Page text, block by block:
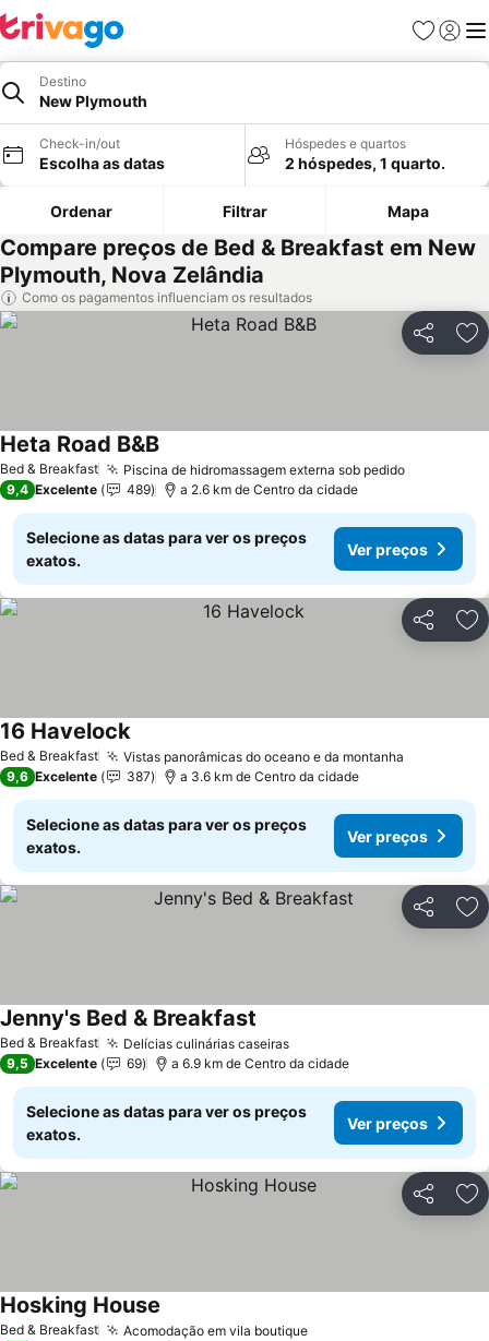
Favoritos
Iniciar
Destino
New Plymouth
Check-in/out
Escolha as datas
Hóspedes e quartos
2 hóspedes, 1 quarto.
Ordenar Filtrar Mapa
Compare preços de Bed & Breakfast em New
Plymouth, Nova Zelândia
Como os pagamentos influenciam os resultados
Partilhar
Bed & Breakfast Piscina de hidromassagem externa sob pedido
Heta Road B&B
9,4 Excelente 489 a 2.6 km de Centro da cidade
Selecione as datas para ver os preços
exatos.
Ver preços
Partilhar
Bed & Breakfast Vistas panorâmicas do oceano e da montanha
16 Havelock
9,6 Excelente 387 a 3.6 km de Centro da cidade
Selecione as datas para ver os preços
exatos.
Ver preços
Partilhar
Bed & Breakfast Delícias culinárias caseiras
Jenny's Bed & Breakfast
9,5 Excelente 69 a 6.9 km de Centro da cidade
Selecione as datas para ver os preços
exatos.
Ver preços
Partilhar
Bed & Breakfast Acomodação em vila boutique
Hosking House